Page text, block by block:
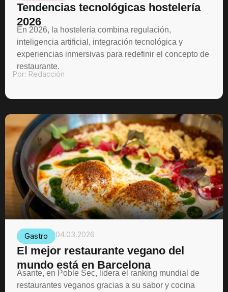
Tendencias tecnológicas hostelería
2026
En 2026, la hostelería combina regulación,
inteligencia artificial, integración tecnológica y
experiencias inmersivas para redefinir el concepto de
restaurante.
Por: Redacción
Gastro 04.03.2026
El mejor restaurante vegano del
mundo está en Barcelona
Asante, en Poble Sec, lidera el ranking mundial de
restaurantes veganos gracias a su sabor y cocina